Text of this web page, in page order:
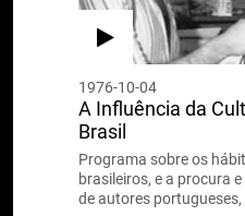
1976-10-04
A Influência da
Brasil
Programa sobre os
brasileiros, e a procura
de autores